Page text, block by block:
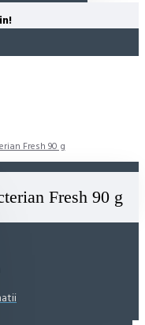
Fresh 90 g
Fresh 90 g